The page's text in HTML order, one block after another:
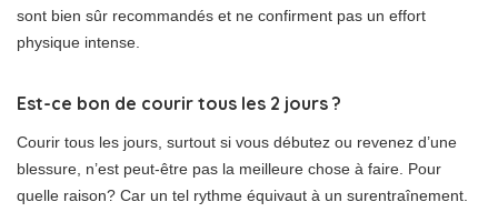
sont bien sûr recommandés et ne confirment pas un effort
physique intense.
Est-ce bon de courir tous les 2 jours ?
Courir tous les jours, surtout si vous débutez ou revenez d’une
blessure, n’est peut-être pas la meilleure chose à faire. Pour
quelle raison? Car un tel rythme équivaut à un surentraînement.